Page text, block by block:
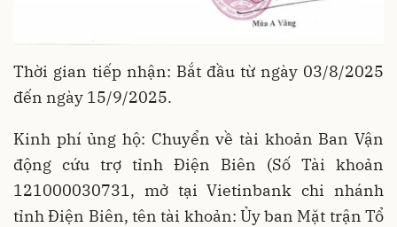
Thời gian tiếp nhận: Bắt đầu từ ngày 03/8/2025
đến ngày 15/9/2025.
Kinh phí ủng hộ: Chuyển về tài khoản Ban Vận
động cứu trợ tỉnh Điện Biên (Số Tài khoản
121000030731, mở tại Vietinbank chi nhánh
tỉnh Điện Biên, tên tài khoản: Ủy ban Mặt trận Tổ